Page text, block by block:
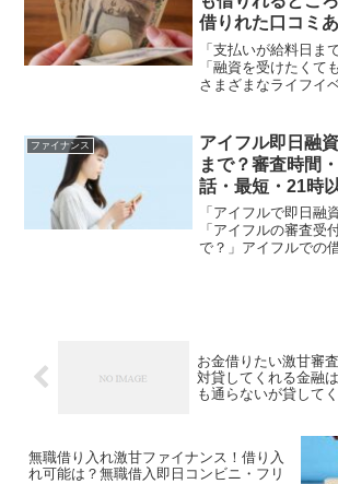
借りれた口コミ
「支払いが給料日ま
「融資を受けたくて
さまざまなライフイ
記事では、ブラック
でお金を借りられな
ファイナンス
アイフル即日融
まで？審査時間
話・最短・21時
「アイフルで即日融
「アイフルの審査受
で？」アイフルでの
お金借りたい激甘審
対貸してくれる金融
も通らないが貸して
無職借り入れ激甘ファイナンス！借り入
れ可能は？無職借入即日コンビニ・フリ